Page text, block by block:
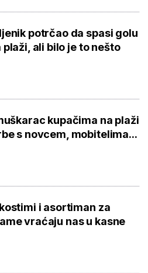
potrčao da spasi golu
plaži, ali bilo je to nešto
kupačima na plaži
s novcem, mobitelima...
i asortiman za
vraćaju nas u kasne